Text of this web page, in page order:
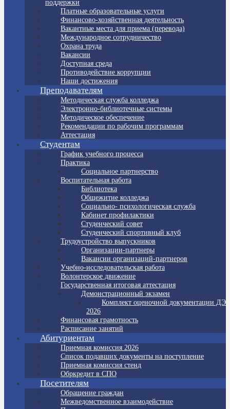
поддержки
Платные образовательные услуги
Финансово-хозяйственная деятельность
Вакантные места для приема (перевода)
Международное сотрудничество
Охрана труда
Вакансии
Доступная среда
Противодействие коррупции
Наши достижения
Преподавателям
Методическая служба колледжа
Электронно-библиотечные системы
Методическое обеспечение
Рекомендации по рабочим программам
Аттестация
Студентам
График учебного процесса
Практика
Социальное партнерство
Воспитательная работа
Библиотека
Общежитие колледжа
Социально- психологическая служба
Кабинет профилактики
Студенческий совет
Студенческий спортивный клуб
Трудоустройство выпускников
Организации-партнеры
Вакансии организаций-партнеров
Учебно-исследовательская работа
Волонтерское движение
Государственная итоговая аттестация
Демонстрационный экзамен
Комплект оценочной документации ДЭ
2026
Финансовая грамотность
Расписание занятий
Абитуриентам
Приемная комиссия 2026
Список подавших документы на поступление
Приемная комиссия стенд
Обркредит в СПО
Посетителям
Обращение граждан
Межведомственное взаимодействие